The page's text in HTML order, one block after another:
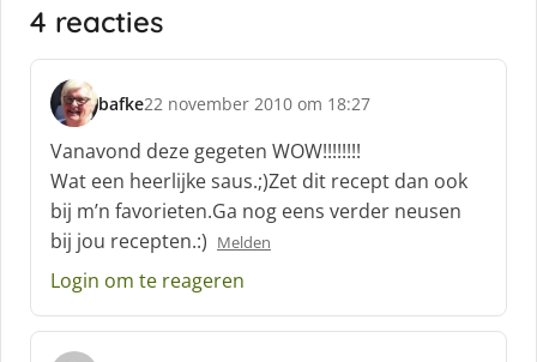
4 reacties
bafke
s
c
h
r
e
e
:
22 november 2010 om 18:27
Vanavond deze gegeten WOW!!!!!!!!
Wat een heerlijke saus.;)Zet dit recept dan ook
bij m’n favorieten.Ga nog eens verder neusen
bij jou recepten.:) Melden
Login om te reageren